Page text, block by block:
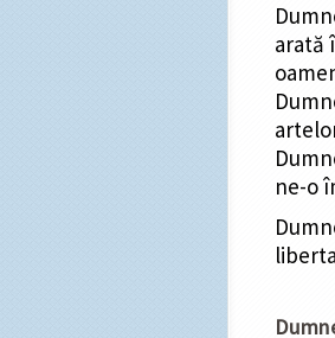
arată
ne-o